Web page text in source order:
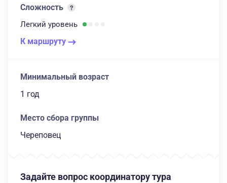
Сложность
Легкий уровень
К маршруту
Минимальный возраст
1 год
Место сбора группы
Череповец
Задайте вопрос координатору тура